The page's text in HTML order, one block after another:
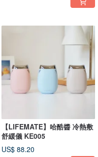
【LIFEMATE】哈酷醬 冷熱敷
舒緩儀 KE005
US$ 88.20